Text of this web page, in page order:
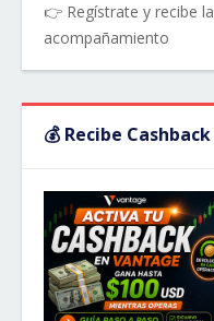
👉 Regístrate y recibe
acompañamiento
💰 Recibe